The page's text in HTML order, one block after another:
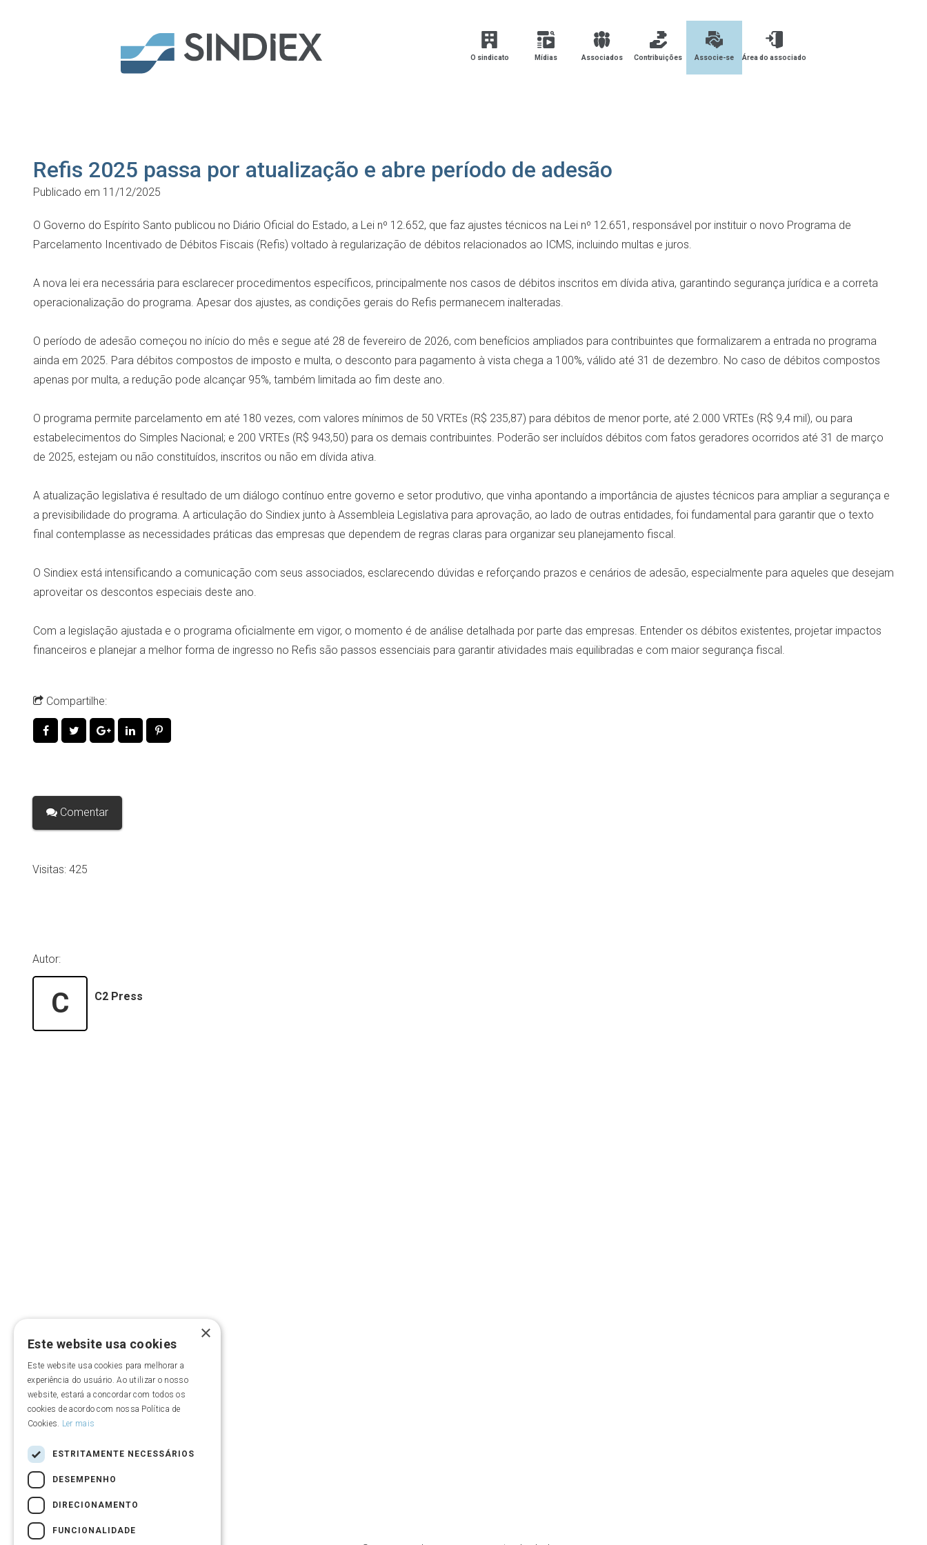
O sindicato Mídias Associados Contribuições Associe-se Área do associado
Refis 2025 passa por atualização e abre período de adesão
Publicado em 11/12/2025
O Governo do Espírito Santo publicou no Diário Oficial do Estado, a Lei nº 12.652, que faz ajustes técnicos na Lei nº 12.651, responsável por instituir o novo Programa de
Parcelamento Incentivado de Débitos Fiscais (Refis) voltado à regularização de débitos relacionados ao ICMS, incluindo multas e juros.
A nova lei era necessária para esclarecer procedimentos específicos, principalmente nos casos de débitos inscritos em dívida ativa, garantindo segurança jurídica e a correta
operacionalização do programa. Apesar dos ajustes, as condições gerais do Refis permanecem inalteradas.
O período de adesão começou no início do mês e segue até 28 de fevereiro de 2026, com benefícios ampliados para contribuintes que formalizarem a entrada no programa
ainda em 2025. Para débitos compostos de imposto e multa, o desconto para pagamento à vista chega a 100%, válido até 31 de dezembro. No caso de débitos compostos
apenas por multa, a redução pode alcançar 95%, também limitada ao fim deste ano.
O programa permite parcelamento em até 180 vezes, com valores mínimos de 50 VRTEs (R$ 235,87) para débitos de menor porte, até 2.000 VRTEs (R$ 9,4 mil), ou para
estabelecimentos do Simples Nacional; e 200 VRTEs (R$ 943,50) para os demais contribuintes. Poderão ser incluídos débitos com fatos geradores ocorridos até 31 de março
de 2025, estejam ou não constituídos, inscritos ou não em dívida ativa.
A atualização legislativa é resultado de um diálogo contínuo entre governo e setor produtivo, que vinha apontando a importância de ajustes técnicos para ampliar a segurança e
a previsibilidade do programa. A articulação do Sindiex junto à Assembleia Legislativa para aprovação, ao lado de outras entidades, foi fundamental para garantir que o texto
final contemplasse as necessidades práticas das empresas que dependem de regras claras para organizar seu planejamento fiscal.
O Sindiex está intensificando a comunicação com seus associados, esclarecendo dúvidas e reforçando prazos e cenários de adesão, especialmente para aqueles que desejam
aproveitar os descontos especiais deste ano.
Com a legislação ajustada e o programa oficialmente em vigor, o momento é de análise detalhada por parte das empresas. Entender os débitos existentes, projetar impactos
financeiros e planejar a melhor forma de ingresso no Refis são passos essenciais para garantir atividades mais equilibradas e com maior segurança fiscal.
Compartilhe:
Comentar
Visitas: 425
Autor:
C C2 Press
Quem somos
Vídeo institucional
×
Este website usa cookies
Este website usa cookies para melhorar a
experiência do usuário. Ao utilizar o nosso
website, estará a concordar com todos os
cookies de acordo com nossa Política de
Cookies. Ler mais
ESTRITAMENTE NECESSÁRIOS
DESEMPENHO
DIRECIONAMENTO
FUNCIONALIDADE